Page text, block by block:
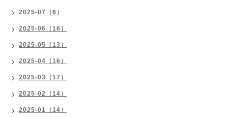
2025-07（6）
2025-06（16）
2025-05（13）
2025-04（16）
2025-03（17）
2025-02（14）
2025-01（14）